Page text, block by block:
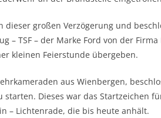
dieser großen Verzögerung und
– TSF – der Marke Ford von der
kleinen Feierstunde übergeben.
aus Wienbergen,
starten. Dieses war das Startzeichen
– Lichtenrade, die bis heute anhält.